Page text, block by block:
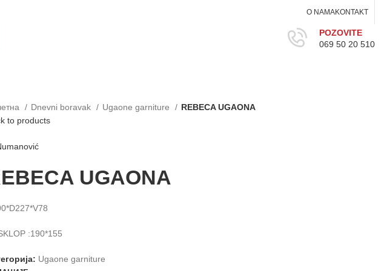
O NAMAKONTAKT
POZOVITE
069 50 20 510
Dnevni boravak Ugaone garniture
REBECA UGAONA
to products
UGAONA
:190*155
Ugaone garniture